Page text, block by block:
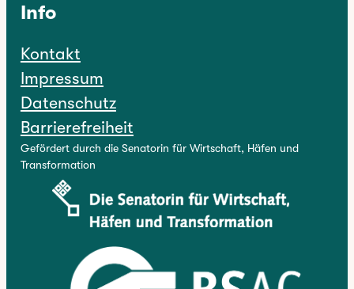
Info
Kontakt
Impressum
Datenschutz
Barrierefreiheit
Gefördert durch die Senatorin für Wirtschaft, Häfen und
Transformation